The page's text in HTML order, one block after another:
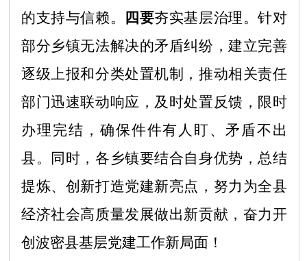
的支持与信赖。
四要夯实基层治理。针对
部分乡镇无法解决的矛盾纠纷，建立完善
逐级上报和分类处置机制，推动相关责任
部门迅速联动响应，及时处置反馈，限时
办理完结，确保件件有人盯、矛盾不出
县。同时，各乡镇要结合自身优势，总结
提炼、创新打造党建新亮点，努力为全县
经济社会高质量发展做出新贡献，奋力开
创波密县基层党建工作新局面！